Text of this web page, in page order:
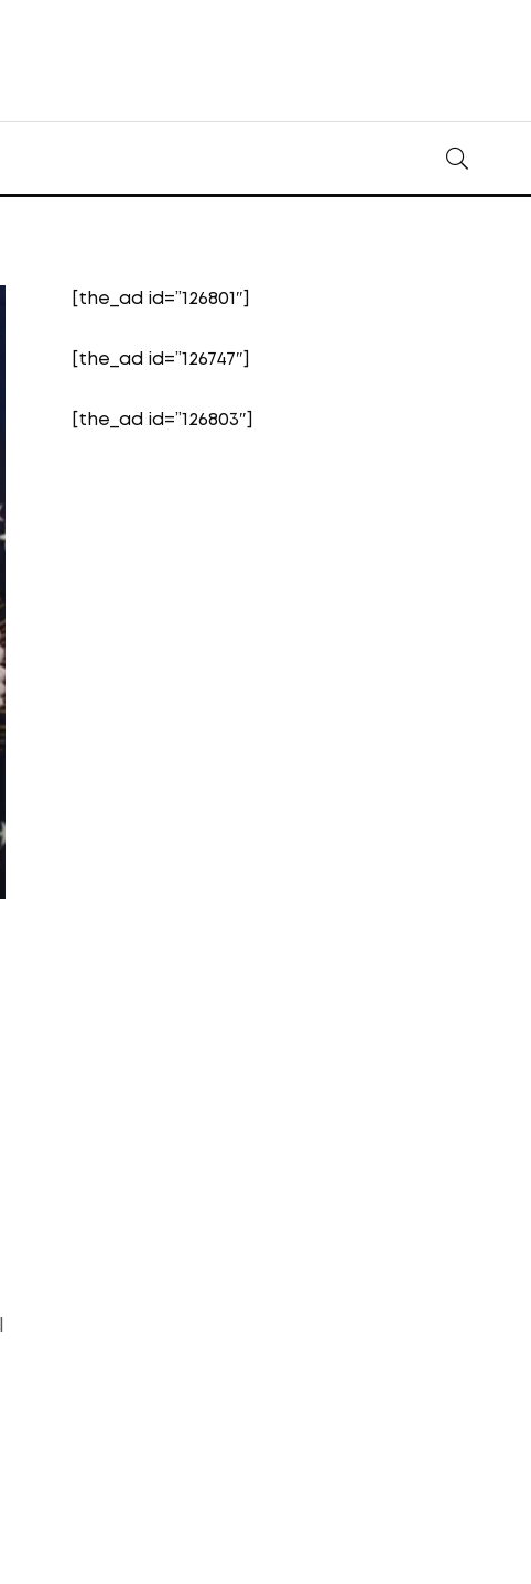
[the_ad id=”126801″]
[the_ad id=”126747″]
[the_ad id=”126803″]